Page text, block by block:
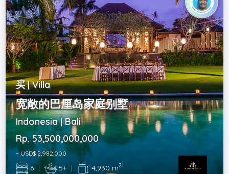
买 | Villa
宽敞的巴厘岛家庭别墅
Indonesia | Bali
Rp. 53,500,000,000
~ USD$ 2,982,000
6 | 5+ | 4,930 m2